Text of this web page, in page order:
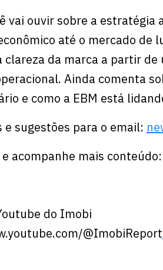
vai ouvir sobre a estratégia
até o mercado de
clareza da marca a partir
Ainda comenta
e como a EBM está
e sugestões para o email:
acompanhe mais conteúdo:
do Imobi
@ImobiReport